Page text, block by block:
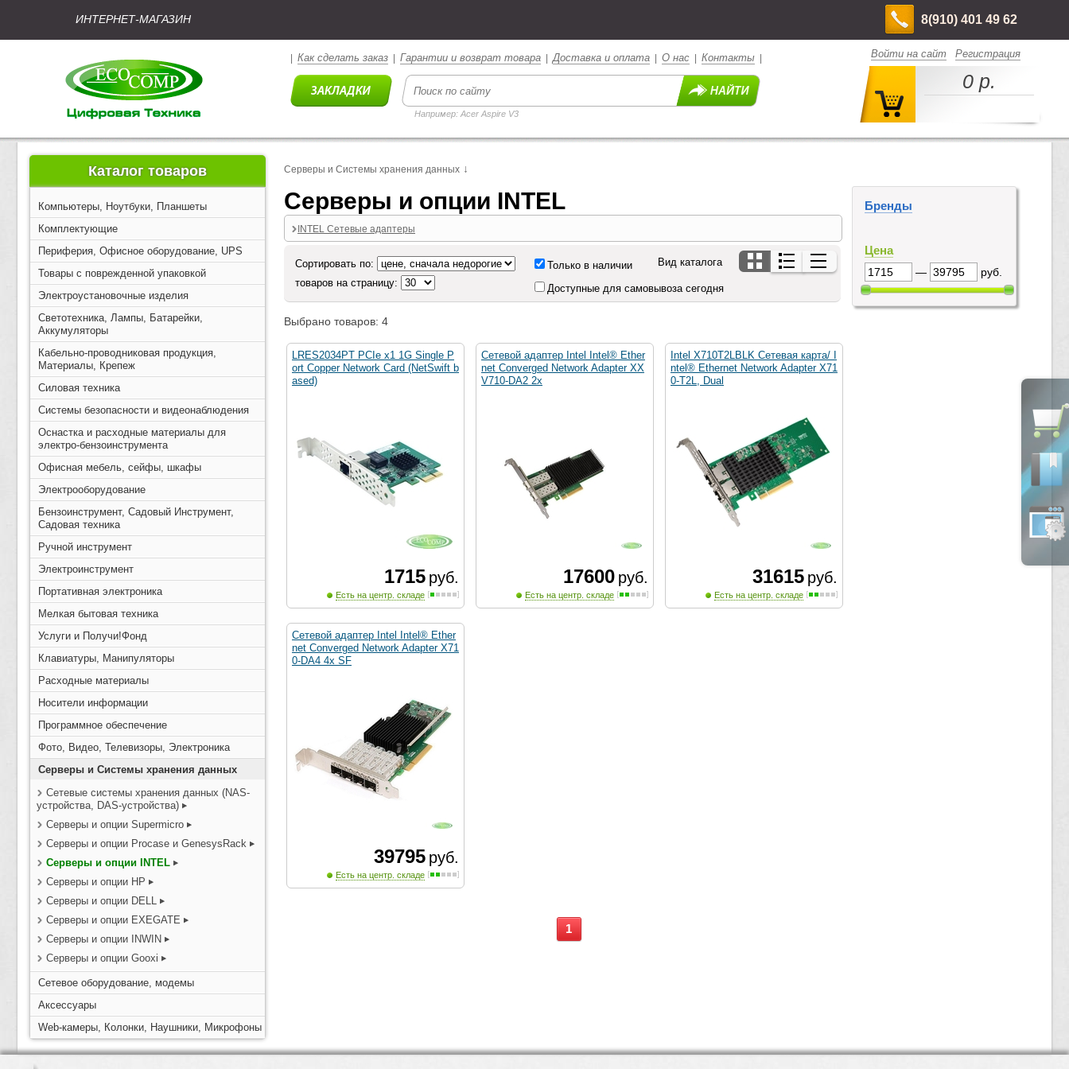
ИНТЕРНЕТ-МАГАЗИН 8(910) 401 49 62
Как сделать заказ Гарантии и возврат товара |Доставка и оплата О нас Контакты
Например: Acer Aspire V3
Войти на сайт Регистрация
0 р.
Каталог товаров
Компьютеры, Ноутбуки, Планшеты
Комплектующие
Периферия, Офисное оборудование, UPS
Товары с поврежденной упаковкой
Электроустановочные изделия
Светотехника, Лампы, Батарейки,
Аккумуляторы
Кабельно-проводниковая продукция,
Материалы, Крепеж
Силовая техника
Системы безопасности и видеонаблюдения
Оснастка и расходные материалы для
электро-бензоинструмента
Офисная мебель, сейфы, шкафы
Электрооборудование
Бензоинструмент, Садовый Инструмент,
Садовая техника
Ручной инструмент
Электроинструмент
Портативная электроника
Мелкая бытовая техника
Услуги и Получи!Фонд
Клавиатуры, Манипуляторы
Расходные материалы
Носители информации
Программное обеспечение
Фото, Видео, Телевизоры, Электроника
Серверы и Системы хранения данных
Сетевые системы хранения данных (NAS-
устройства, DAS-устройства)
Серверы и опции Supermicro
Серверы и опции Procase и GenesysRack
Серверы и опции INTEL
Серверы и опции HP
Серверы и опции DELL
Серверы и опции EXEGATE
Серверы и опции INWIN
Серверы и опции Gooxi
Сетевое оборудование, модемы
Аксессуары
Web-камеры, Колонки, Наушники, Микрофоны
Серверы и Системы хранения данных ↓
Серверы и опции INTEL
INTEL Сетевые адаптеры
Сортировать по:
товаров на страницу:
Только в наличии
Доступные для самовывоза сегодня
Вид каталога
Выбрано товаров: 4
LRES2034PT PCIe x1 1G Single P
ort Copper Network Card (NetSwift b
ased)
1715 руб.
Есть на центр. складе
Сетевой адаптер Intel Intel® Ether
net Converged Network Adapter XX
V710-DA2 2x
17600 руб.
Есть на центр. складе
Intel X710T2LBLK Сетевая карта/ I
ntel® Ethernet Network Adapter X71
0-T2L, Dual
31615 руб.
Есть на центр. складе
Сетевой адаптер Intel Intel® Ether
net Converged Network Adapter X71
0-DA4 4x SF
39795 руб.
Есть на центр. складе
1
Бренды
Цена
— руб.